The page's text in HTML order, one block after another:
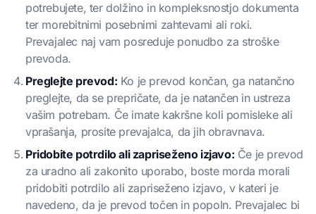
potrebujete, ter dolžino in kompleksnostjo dokumenta
ter morebitnimi posebnimi zahtevami ali roki.
Prevajalec naj vam posreduje ponudbo za stroške
prevoda.
Preglejte prevod: Ko je prevod končan, ga natančno
preglejte, da se prepričate, da je natančen in ustreza
vašim potrebam. Če imate kakršne koli pomisleke ali
vprašanja, prosite prevajalca, da jih obravnava.
Pridobite potrdilo ali zapriseženo izjavo: Če je prevod
za uradno ali zakonito uporabo, boste morda morali
pridobiti potrdilo ali zapriseženo izjavo, v kateri je
navedeno, da je prevod točen in popoln. Prevajalec bi